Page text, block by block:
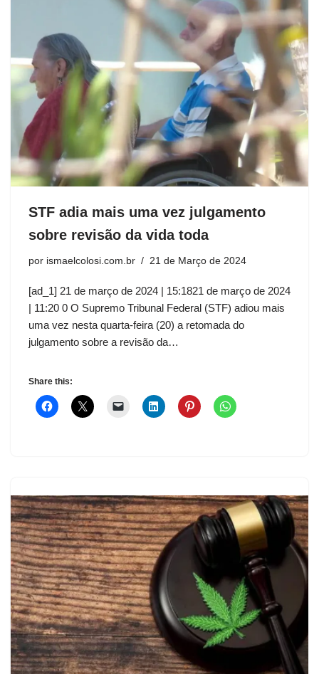
STF adia mais uma vez julgamento
sobre revisão da vida toda
por ismaelcolosi.com.br 21 de Março de 2024
[ad_1] 21 de março de 2024 | 15:1821 de março de 2024
| 11:20 0 O Supremo Tribunal Federal (STF) adiou mais
uma vez nesta quarta-feira (20) a retomada do
julgamento sobre a revisão da…
Share this: